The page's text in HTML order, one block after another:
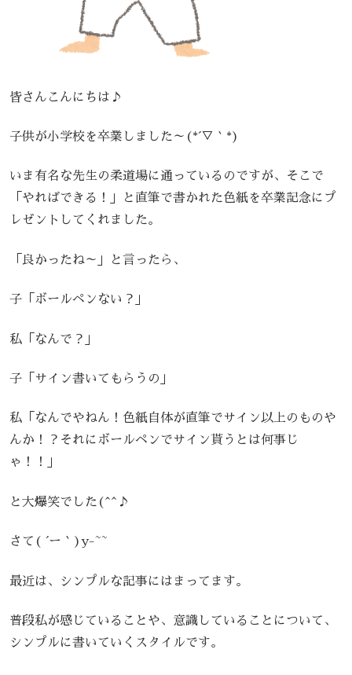
皆さんこんにちは♪
子供が小学校を卒業しました～(*´▽｀*)
いま有名な先生の柔道場に通っているのですが、そこで
「やればできる！」と直筆で書かれた色紙を卒業記念にプ
レゼントしてくれました。
「良かったね～」と言ったら、
子「ボールペンない？」
私「なんで？」
子「サイン書いてもらうの」
私「なんでやねん！色紙自体が直筆でサイン以上のものや
んか！？それにボールペンでサイン貰うとは何事じ
ゃ！！」
と大爆笑でした(^^♪
さて( ´ー｀)y-~~
最近は、シンプルな記事にはまってます。
普段私が感じていることや、意識していることについて、
シンプルに書いていくスタイルです。